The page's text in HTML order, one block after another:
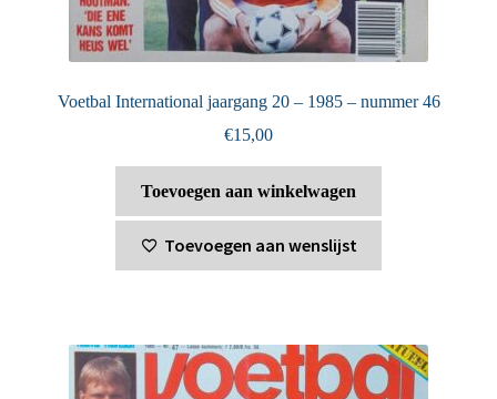
Voetbal International jaargang 20 – 1985 – nummer 46
€15,00
Toevoegen aan winkelwagen
Toevoegen aan wenslijst